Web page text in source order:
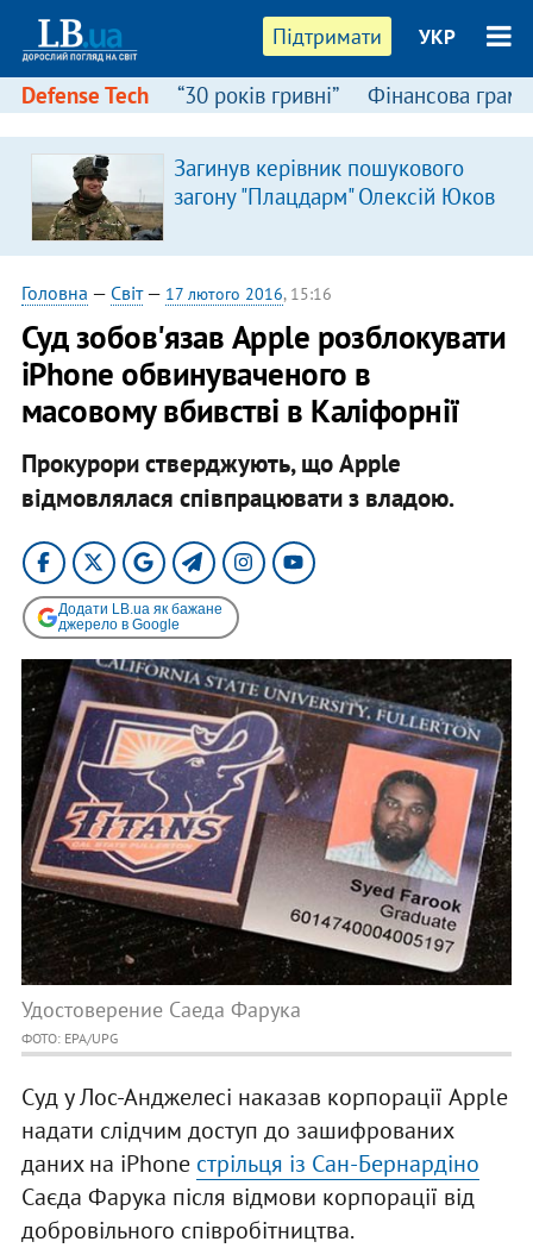
Підтримати УКР
Defense Tech “30 років гривні” Фінансова
Загинув керівник пошукового
загону "Плацдарм" Олексій Юков
Головна — Світ— 17 лютого 2016, 15:16
Суд зобов'язав Apple розблокувати
iPhone обвинуваченого в
масовому вбивстві в Каліфорнії
Прокурори стверджують, що Apple
відмовлялася співпрацювати з владою.
Додати LB.ua як бажане
джерело в Google
Удостоверение Саеда Фарука
ФОТО: EPA/UPG
Суд у Лос-Анджелесі наказав корпорації Apple
надати слідчим доступ до зашифрованих
даних на iPhone стрільця із Сан-Бернардіно
Саєда Фарука після відмови корпорації від
добровільного співробітництва.